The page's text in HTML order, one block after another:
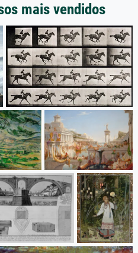
mais vendidos